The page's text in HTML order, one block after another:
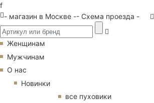
f
- магазин в Москве -- Схема проезда -
Женщинам
Мужчинам
О нас
Новинки
все пуховики